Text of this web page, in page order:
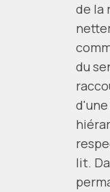
de la
du
lit.